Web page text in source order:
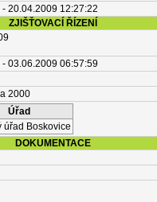
- 20.04.2009 12:27:22
ZJIŠŤOVACÍ ŘÍZENÍ
- 03.06.2009 06:57:59
2000
Úřad
úřad Boskovice
DOKUMENTACE